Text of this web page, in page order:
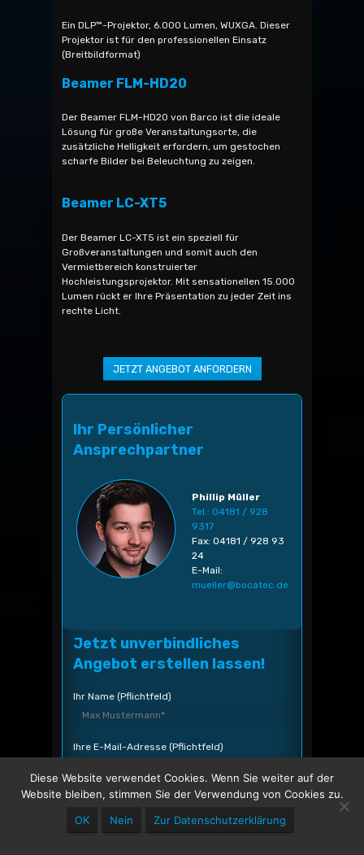
Ein DLP™-Projektor, 6.000 Lumen, WUXGA. Dieser
Projektor ist für den professionellen Einsatz
(Breitbildformat)
Beamer FLM-HD20
Der Beamer FLM-HD20 von Barco ist die ideale
Lösung für große Veranstaltungsorte, die
zusätzliche Helligkeit erfordern, um gestochen
scharfe Bilder bei Beleuchtung zu zeigen.
Beamer LC-XT5
Der Beamer LC-XT5 ist ein speziell für
Großveranstaltungen und somit auch den
Vermietbereich konstruierter
Hochleistungsprojektor. Mit sensationellen 15.000
Lumen rückt er Ihre Präsentation zu jeder Zeit ins
rechte Licht.
Ihr Persönlicher
Ansprechpartner
Phillip Müller
Tel.: 04181 / 928
9317
Fax: 04181 / 928 93
24
E-Mail:
mueller@bocatec.de
Jetzt unverbindliches
Angebot erstellen lassen!
Ihr Name (Pflichtfeld)
Ihre E-Mail-Adresse (Pflichtfeld)
Ihre Telefonnummer
Diese Website verwendet Cookies. Wenn Sie weiter auf der
Website bleiben, stimmen Sie der Verwendung von Cookies zu.
OK
Nein Zur Datenschutzerklärung